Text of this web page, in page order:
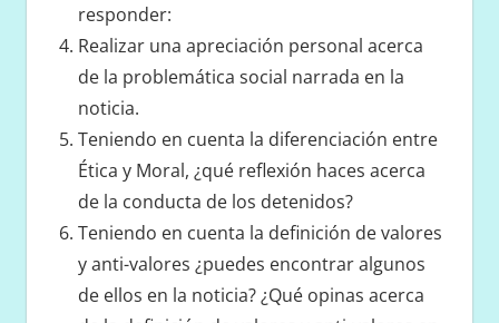
responder:
Realizar una apreciación personal acerca
de la problemática social narrada en la
noticia.
Teniendo en cuenta la diferenciación entre
Ética y Moral, ¿qué reflexión haces acerca
de la conducta de los detenidos?
Teniendo en cuenta la definición de valores
y anti-valores ¿puedes encontrar algunos
de ellos en la noticia? ¿Qué opinas acerca